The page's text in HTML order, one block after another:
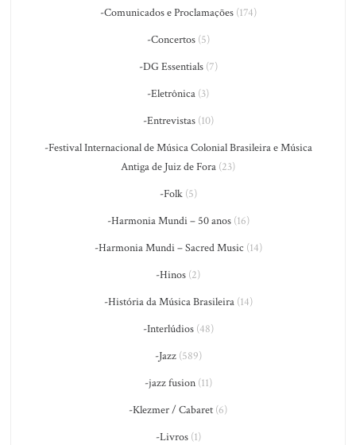
-Comunicados e Proclamações(174)
-Concertos(5)
-DG Essentials(7)
-Eletrônica (3)
-Entrevistas(10)
-Festival Internacional de Música Colonial Brasileira e Música
Antiga de Juiz de Fora (23)
-Folk(5)
-Harmonia Mundi – 50 anos(16)
-Harmonia Mundi – Sacred Music (14)
-Hinos (2)
-História da Música Brasileira(14)
-Interlúdios(48)
-Jazz(589)
-jazz fusion(11)
-Klezmer / Cabaret (6)
-Livros(1)